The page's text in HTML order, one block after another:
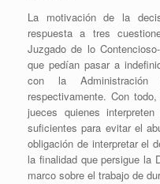
La motivación de la
respuesta a tres
Juzgado de lo
que pedían pasar a
con la
respectivamente. Con
jueces quienes
suficientes para evitar el
obligación de interpretar el
la finalidad que persigue la
marco sobre el trabajo de